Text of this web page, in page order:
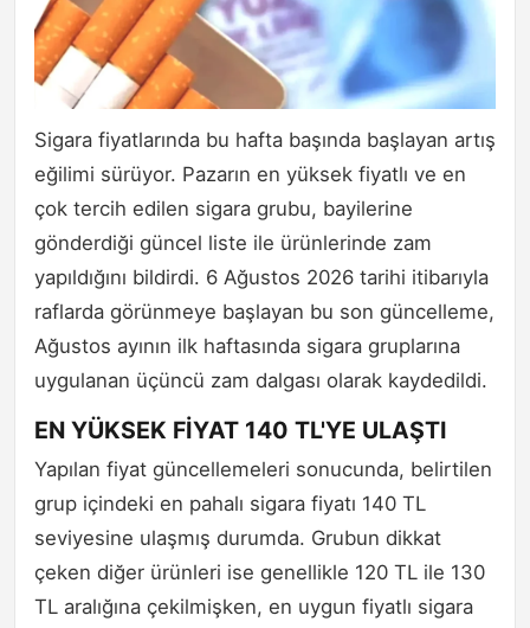
Sigara fiyatlarında bu hafta başında başlayan artış
eğilimi sürüyor. Pazarın en yüksek fiyatlı ve en
çok tercih edilen sigara grubu, bayilerine
gönderdiği güncel liste ile ürünlerinde zam
yapıldığını bildirdi. 6 Ağustos 2026 tarihi itibarıyla
raflarda görünmeye başlayan bu son güncelleme,
Ağustos ayının ilk haftasında sigara gruplarına
uygulanan üçüncü zam dalgası olarak kaydedildi.
EN YÜKSEK FİYAT 140 TL'YE ULAŞTI
Yapılan fiyat güncellemeleri sonucunda, belirtilen
grup içindeki en pahalı sigara fiyatı 140 TL
seviyesine ulaşmış durumda. Grubun dikkat
çeken diğer ürünleri ise genellikle 120 TL ile 130
TL aralığına çekilmişken, en uygun fiyatlı sigara